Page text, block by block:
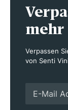
mehr
Verpassen
von Senti